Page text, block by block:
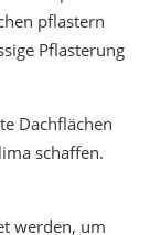
pflastern
Pflasterung
Dachflächen
schaffen.
werden, um